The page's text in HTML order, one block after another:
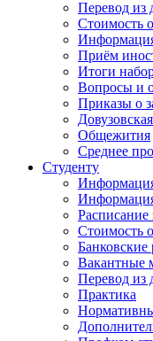
Перевод из
Стоимость
Приём
Итоги
Вопросы и
Приказы о
Общежития
Среднее
Студенту
Расписание
Стоимость
Банковские
Вакантные
Перевод из
Практика